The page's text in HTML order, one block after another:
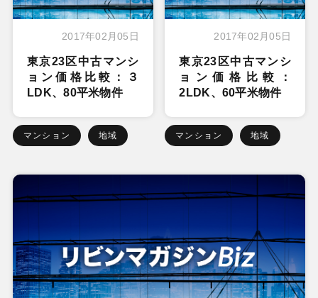
2017年02月05日
東京23区中古マンシ
ョン価格比較：３
LDK、80平米物件
マンション 地域
2017年02月05日
東京23区中古マンシ
ョン価格比較：
2LDK、60平米物件
マンション 地域